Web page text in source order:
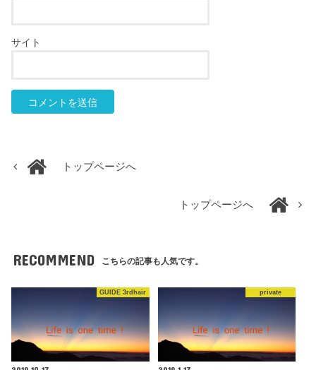
サイト
トップページへ
トップページへ
RECOMMEND こちらの記事も人気です。
GUIDE 3rdhair private